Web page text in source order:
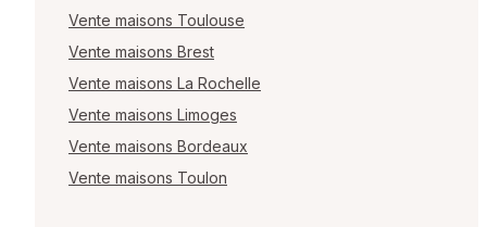
Vente maisons Toulouse
Vente maisons Brest
Vente maisons La Rochelle
Vente maisons Limoges
Vente maisons Bordeaux
Vente maisons Toulon